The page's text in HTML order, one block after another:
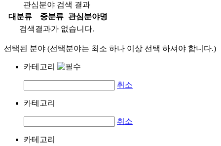
관심분야 검색 결과
대분류
중분류
관심분야명
검색결과가 없습니다.
선택된 분야 (선택분야는 최소 하나 이상 선택 하셔야 합니다.)
카테고리
취소
카테고리
취소
카테고리